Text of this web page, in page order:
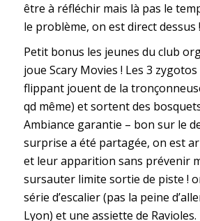
être à réfléchir mais là pas le
le problème, on est direct dessus !
Petit bonus les jeunes du club
joue Scary Movies ! Les 3
flippant jouent de la
qd même) et sortent des
Ambiance garantie – bon sur le
surprise a été partagée, on est
et leur apparition sans prévenir
sursauter limite sortie de piste !
série d’escalier (pas la peine
Lyon) et une assiette de